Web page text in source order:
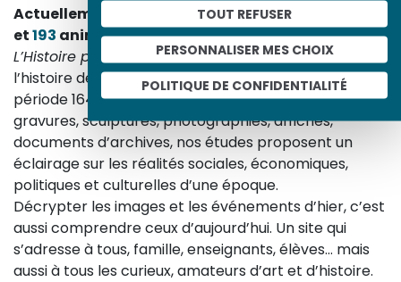
TOUT REFUSER
PERSONNALISER MES CHOIX
POLITIQUE DE CONFIDENTIALITÉ
Actuellement en ligne 3153œuvres,1748
et193 animations.
L’Histoire par l’imageexplore les événements de
l’histoire de France et les évolutions majeures de la
période 1643-1945. À travers des peintures, dessins,
gravures, sculptures, photographies, affiches,
documents d’archives, nos études proposent un
éclairage sur les réalités sociales, économiques,
politiques et culturelles d’une époque.
Décrypter les images et les événements d’hier, c’est
aussi comprendre ceux d’aujourd’hui. Un site qui
s’adresse à tous, famille, enseignants, élèves… mais
aussi à tous les curieux, amateurs d’art et d’histoire.